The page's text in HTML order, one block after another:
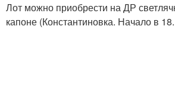
Лот можно приобрести на ДР
капоне (Константиновка. Начало в